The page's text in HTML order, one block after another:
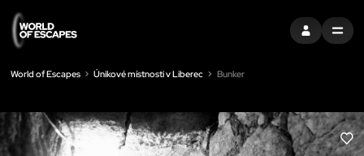
PŘIHLÁSIT SE
MENU
World of Escapes Únikové místnosti v Liberec Bunker
LIKE